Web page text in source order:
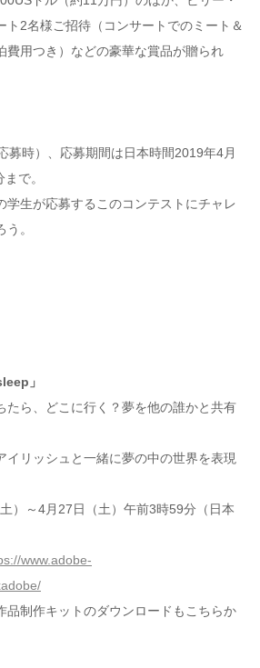
ト2名様ご招待（コンサートでのミート＆
費用つき）などの豪華な賞品が贈られ
募時）、応募期間は日本時間2019年4月
で。
学生が応募するこのコンテストにチャレ
。
」
たら、どこに行く？夢を他の誰かと共有
ュと一緒に夢の中の世界を表現
）～4月27日（土）午前3時59分（日本
www.adobe-
品制作キットのダウンロードもこちらか